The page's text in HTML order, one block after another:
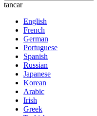
tancar
English
French
German
Portuguese
Spanish
Russian
Japanese
Korean
Arabic
Irish
Greek